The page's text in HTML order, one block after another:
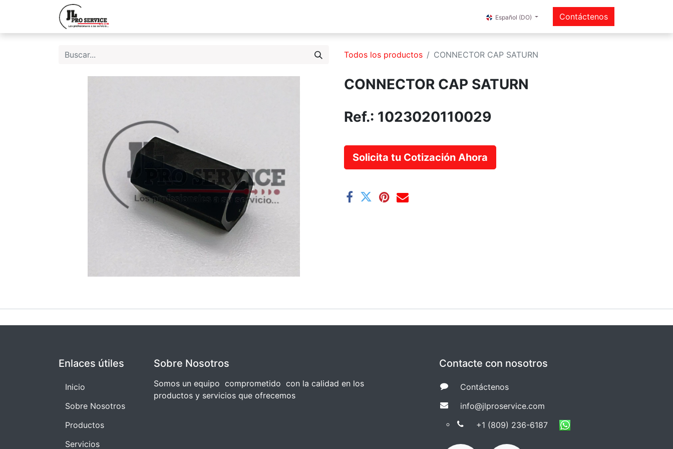
Español (DO) Contáctenos
Todos los productos CONNECTOR CAP SATURN
CONNECTOR CAP SATURN
Ref.: 1023020110029
Solicita tu Cotización Ahora
Enlaces útiles
I​​nicio
Sobre Nosotros
Productos
Servicios
Sobre Nosotros
Somos un equipo comprometido con la calidad en los
productos y servicios que ofrecemos
Contacte con nosotros
Co​​ntáctenos
info@jlproservice.com
+1 (809) 236-61​​87